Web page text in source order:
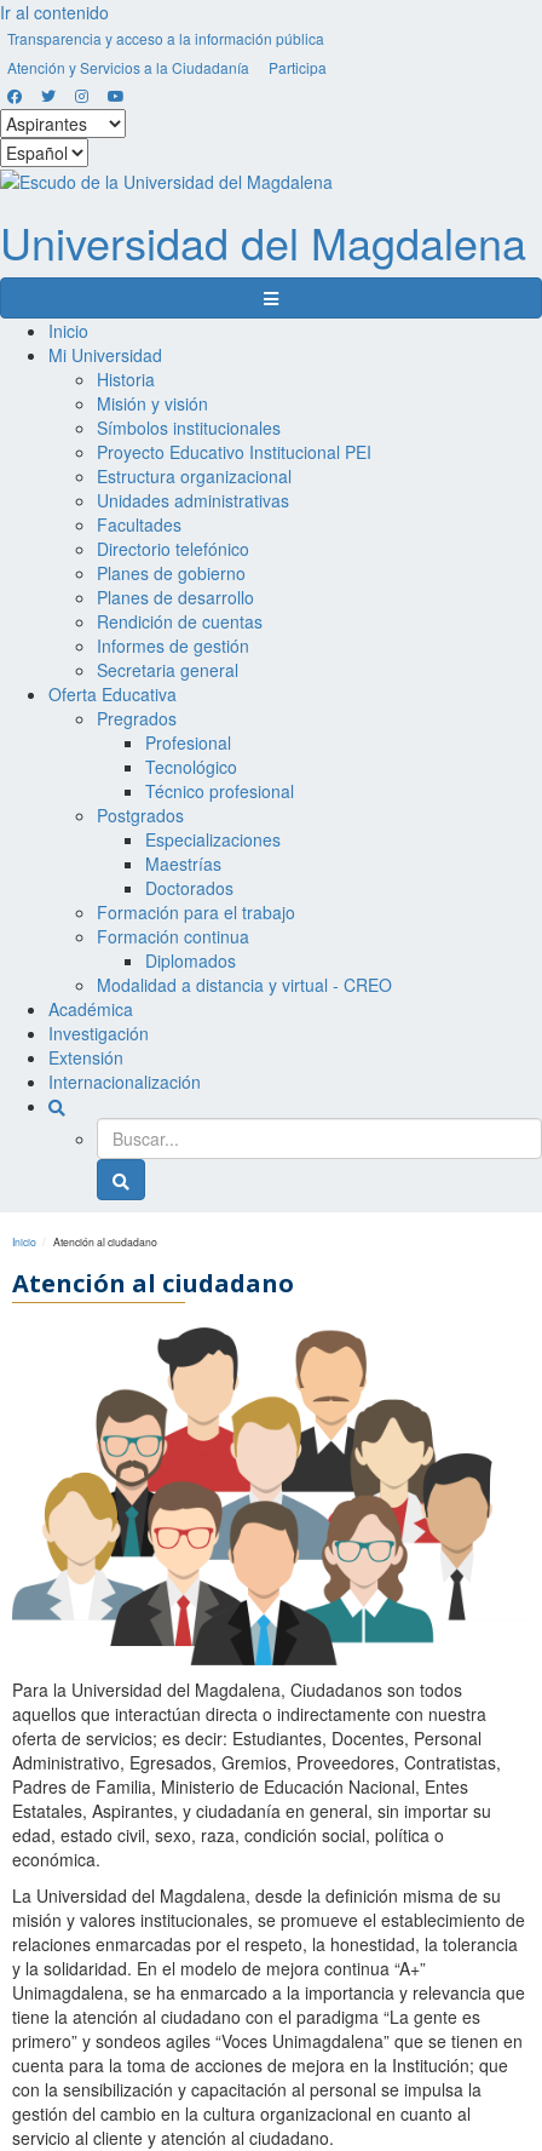
Ir al contenido
Transparencia y acceso a la información pública
Atención y Servicios a la Ciudadanía
Participa
Facebook
TwitterInstagram
Seleccionar
estamento
Seleccionar
idioma
Universidad del Magdalena
Menú de navegación
Inicio
Mi Universidad
Historia
Misión y visión
Símbolos institucionales
Proyecto Educativo Institucional PEI
Estructura organizacional
Unidades administrativas
Facultades
Directorio telefónico
Planes de gobierno
Planes de desarrollo
Rendición de cuentas
Informes de gestión
Secretaria general
Oferta Educativa
Pregrados
Profesional
Tecnológico
Técnico profesional
Postgrados
Especializaciones
Maestrías
Doctorados
Formación para el trabajo
Formación continua
Diplomados
Modalidad a distancia y virtual - CREO
Académica
Investigación
Extensión
Internacionalización
generalBuscador
general
Inicio Atención al ciudadano
Atención al ciudadano
Para la Universidad del Magdalena, Ciudadanos son todos
aquellos que interactúan directa o indirectamente con nuestra
oferta de servicios; es decir: Estudiantes, Docentes, Personal
Administrativo, Egresados, Gremios, Proveedores, Contratistas,
Padres de Familia, Ministerio de Educación Nacional, Entes
Estatales, Aspirantes, y ciudadanía en general, sin importar su
edad, estado civil, sexo, raza, condición social, política o
económica.
La Universidad del Magdalena, desde la definición misma de su
misión y valores institucionales, se promueve el establecimiento de
relaciones enmarcadas por el respeto, la honestidad, la tolerancia
y la solidaridad. En el modelo de mejora continua “A+”
Unimagdalena, se ha enmarcado a la importancia y relevancia que
tiene la atención al ciudadano con el paradigma “La gente es
primero” y sondeos agiles “Voces Unimagdalena” que se tienen en
cuenta para la toma de acciones de mejora en la Institución; que
con la sensibilización y capacitación al personal se impulsa la
gestión del cambio en la cultura organizacional en cuanto al
servicio al cliente y atención al ciudadano.